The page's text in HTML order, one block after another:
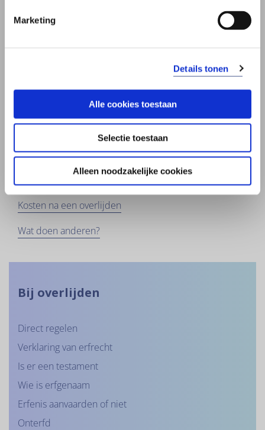
Marketing
Details tonen
Alle cookies toestaan
Selectie toestaan
Alleen noodzakelijke cookies
Beneficiair aanvaarden
Speciale spullen erven
Nalatenschap afwikkelen
Problemen bij verdelen erfenis
Kosten na een overlijden
Wat doen anderen?
Bij overlijden
Direct regelen
Verklaring van erfrecht
Is er een testament
Wie is erfgenaam
Erfenis aanvaarden of niet
Onterfd